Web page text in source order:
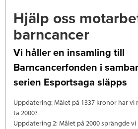
Hjälp oss
barncancer
Vi håller en insamling till
Barncancerfonden i
serien Esportsaga släpps
Uppdatering: Målet på 1337 kronor har vi
ta 2000?
Uppdatering 2: Målet på 2000 sprängde vi